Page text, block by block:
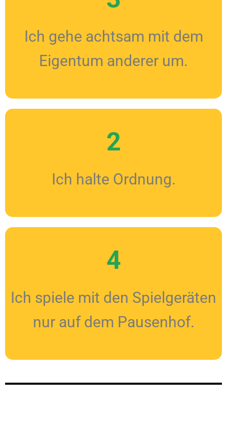
Ich gehe achtsam mit dem
Eigentum anderer um.
2
Ich halte Ordnung.
4
Ich spiele mit den Spielgeräten
nur auf dem Pausenhof.